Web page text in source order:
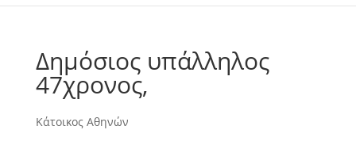
Δημόσιος υπάλληλος
47χρονος,
Κάτοικος Αθηνών